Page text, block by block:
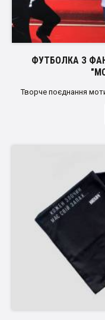
ФУТБОЛКА З
Творче поєднання